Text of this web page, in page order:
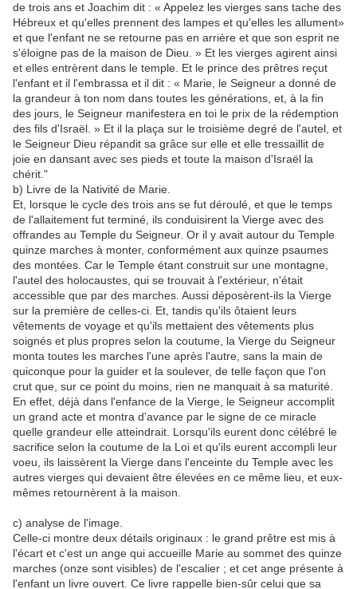
de trois ans et Joachim dit : « Appelez les vierges sans tache des
Hébreux et qu'elles prennent des lampes et qu'elles les allument»
et que l'enfant ne se retourne pas en arrière et que son esprit ne
s'éloigne pas de la maison de Dieu. » Et les vierges agirent ainsi
et elles entrèrent dans le temple. Et le prince des prêtres reçut
l'enfant et il l'embrassa et il dit : « Marie, le Seigneur a donné de
la grandeur à ton nom dans toutes les générations, et, à la fin
des jours, le Seigneur manifestera en toi le prix de la rédemption
des fils d'Israël. » Et il la plaça sur le troisième degré de l'autel, et
le Seigneur Dieu répandit sa grâce sur elle et elle tressaillit de
joie en dansant avec ses pieds et toute la maison d'Israël la
chérit."
b) Livre de la Nativité de Marie.
Et, lorsque le cycle des trois ans se fut déroulé, et que le temps
de l'allaitement fut terminé, ils conduisirent la Vierge avec des
offrandes au Temple du Seigneur. Or il y avait autour du Temple
quinze marches à monter, conformément aux quinze psaumes
des montées. Car le Temple étant construit sur une montagne,
l'autel des holocaustes, qui se trouvait à l'extérieur, n'était
accessible que par des marches. Aussi déposèrent-ils la Vierge
sur la première de celles-ci. Et, tandis qu'ils ôtaient leurs
vêtements de voyage et qu'ils mettaient des vêtements plus
soignés et plus propres selon la coutume, la Vierge du Seigneur
monta toutes les marches l'une après l'autre, sans la main de
quiconque pour la guider et la soulever, de telle façon que l'on
crut que, sur ce point du moins, rien ne manquait à sa maturité.
En effet, déjà dans l'enfance de la Vierge, le Seigneur accomplit
un grand acte et montra d'avance par le signe de ce miracle
quelle grandeur elle atteindrait. Lorsqu'ils eurent donc célébré le
sacrifice selon la coutume de la Loi et qu'ils eurent accompli leur
voeu, ils laissèrent la Vierge dans l'enceinte du Temple avec les
autres vierges qui devaient être élevées en ce même lieu, et eux-
mêmes retournèrent à la maison.
c) analyse de l'image.
Celle-ci montre deux détails originaux : le grand prêtre est mis à
l'écart et c'est un ange qui accueille Marie au sommet des quinze
marches (onze sont visibles) de l'escalier ; et cet ange présente à
l'enfant un livre ouvert. Ce livre rappelle bien-sûr celui que sa